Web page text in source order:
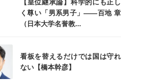
【皇位継承論】科学的にも正し
く尊い「男系男子」――百地 章
（日本大学名誉教...
看板を替えるだけでは国は守れ
ない【橋本幹彦】